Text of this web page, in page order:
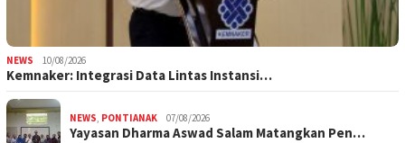
NEWS 10/08/2026
Kemnaker: Integrasi Data Lintas Instansi…
NEWS, PONTIANAK 07/08/2026
Yayasan Dharma Aswad Salam Matangkan Pen…